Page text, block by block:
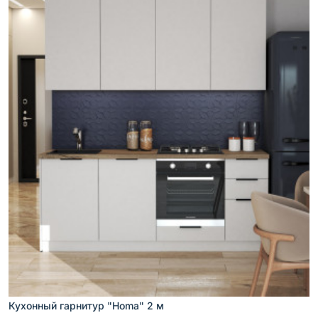
Кухонный гарнитур "Homa" 2 м